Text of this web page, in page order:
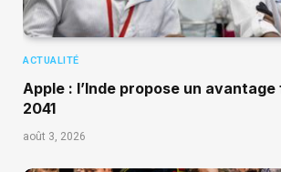
ACTUALITÉ
Apple : l’Inde propose un avantage
2041
août 3, 2026